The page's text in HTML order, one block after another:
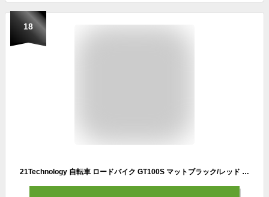
18
21Technology 自転車 ロードバイク GT100S マットブラック/レッド 700x28cタイヤ シマノ14段変速ギヤ ドロップハンドル 補助ブレーキ付き 前後キャリパーブレーキ